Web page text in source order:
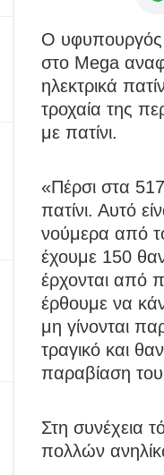
Ο υφυπουργός
στο Mega
ηλεκτρικά
τροχαία της
με πατίνι.
«Πέρσι στα
πατίνι. Αυτό
νούμερα από
έχουμε 150
έρχονται από
έρθουμε να
μη γίνονται
τραγικό και
παραβίαση του
Στη συνέχεια
πολλών